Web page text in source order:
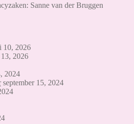
Sanne van der Bruggen
10, 2026
2026
2024
september 15, 2024